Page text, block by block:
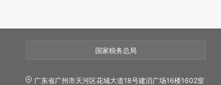
国家税务总局
广东省广州市天河区花城大道18号建滔广场16楼1602室